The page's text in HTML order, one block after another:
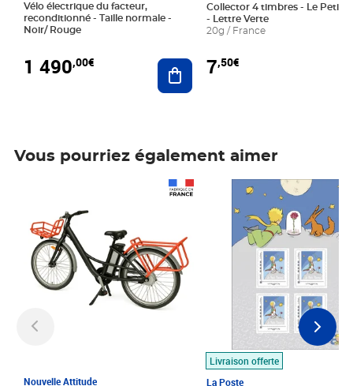
Vélo électrique du facteur,
reconditionné - Taille normale -
Noir/ Rouge
1 490,00€ Ajouter au panier
Collector 4 timbres - Le Petit
- Lettre Verte
20g / France
7,50€
Vous pourriez également aimer
Nouvelle Attitude
Livraison offerte
La Poste
Prix 7,50€